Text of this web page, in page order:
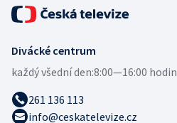
Divácké centrum
každý všední den:8:00—16:00 hodin
261 136 113
info@ceskatelevize.cz